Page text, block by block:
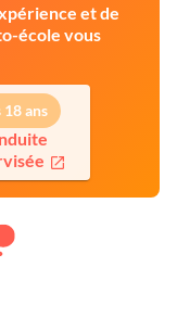
et de
école vous
18 ans